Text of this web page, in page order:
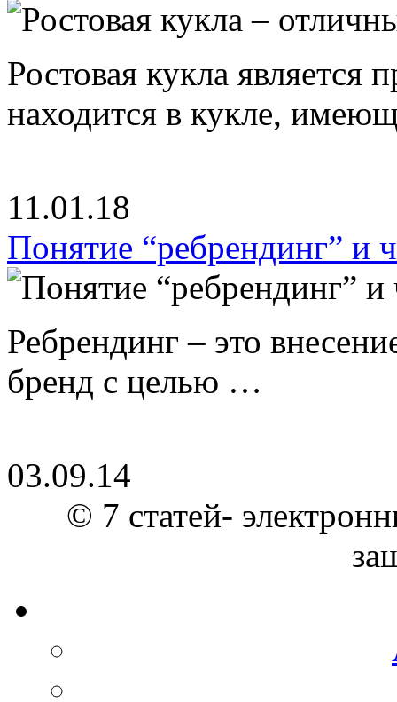
Ростовая кукла является
находится в кукле,
11.01.18
Понятие “ребрендинг” и
Ребрендинг – это
бренд с целью …
03.09.14
© 7 статей-